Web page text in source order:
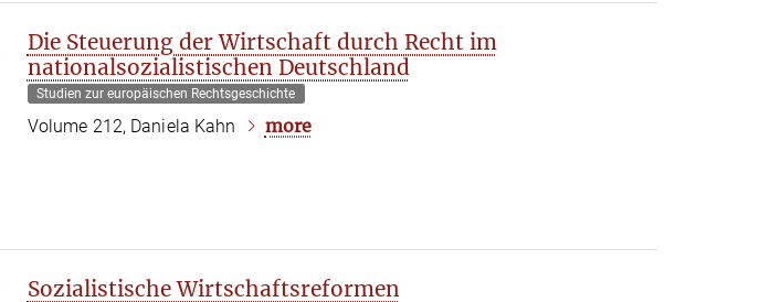
Die Steuerung der Wirtschaft durch Recht im
nationalsozialistischen Deutschland
Studien zur europäischen Rechtsgeschichte
Volume 212, Daniela Kahn more
Sozialistische Wirtschaftsreformen